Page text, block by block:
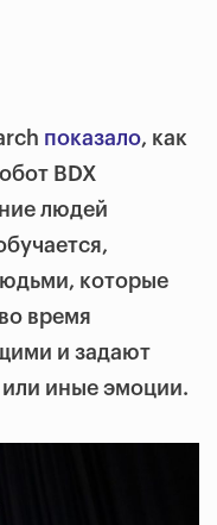
показало, как
BDX
людей
которые
время
и задают
иные эмоции.